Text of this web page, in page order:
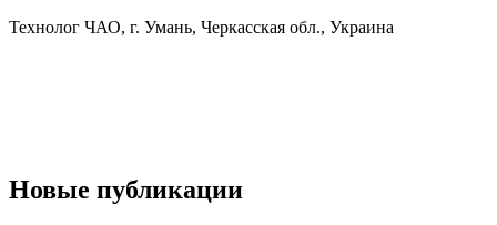
Технолог ЧАО, г. Умань, Черкасская обл., Украина
Новые публикации